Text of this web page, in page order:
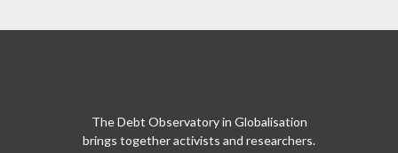
The Debt Observatory in Globalisation
brings together activists and researchers.